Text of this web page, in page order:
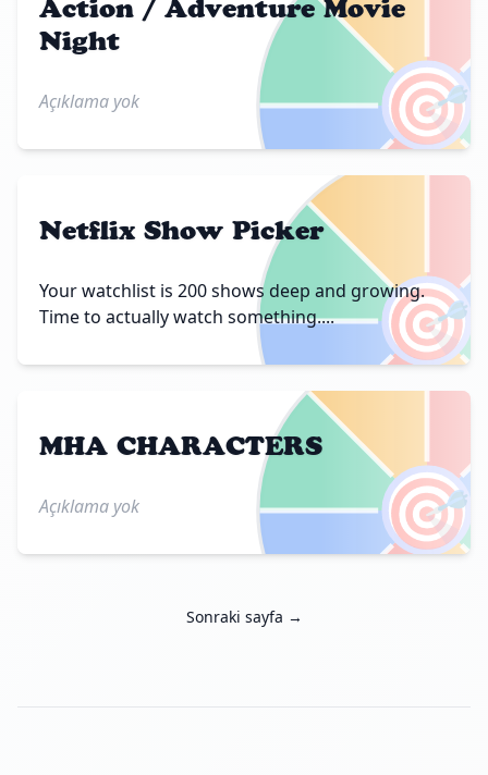
🎯
Action / Adventure Movie
Night
Açıklama yok
🎯
Netflix Show Picker
Your watchlist is 200 shows deep and growing.
Time to actually watch something....
🎯
MHA CHARACTERS
Açıklama yok
Sonraki sayfa →